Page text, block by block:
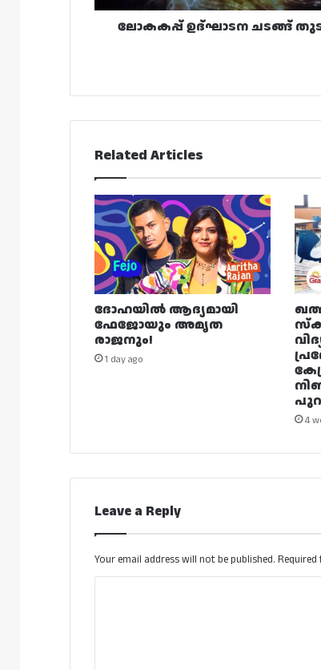
ലോകകപ്പ് ഉദ്‌ഘാടന ചടങ്ങ്
Related Articles
ദോഹയിൽ ആദ്യമായി
ഫേജോയും അമൃത
രാജനും!
1 day ago
4
Leave a Reply
Your email address will not be published. Required